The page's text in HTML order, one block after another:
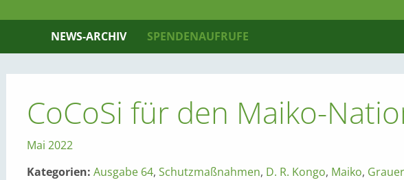
NEWS-ARCHIV SPENDENAUFRUFE
CoCoSi für den Maiko-
Mai 2022
Kategorien: Ausgabe 64, Schutzmaßnahmen, D. R. Kongo, Maiko,